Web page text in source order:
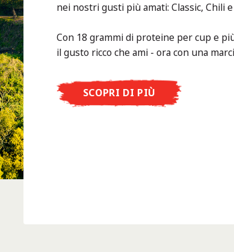
nei nostri gusti più amati: Classic, Chili
Con 18 grammi di proteine per cup e
il gusto ricco che ami - ora con una
SCOPRI DI PIÙ